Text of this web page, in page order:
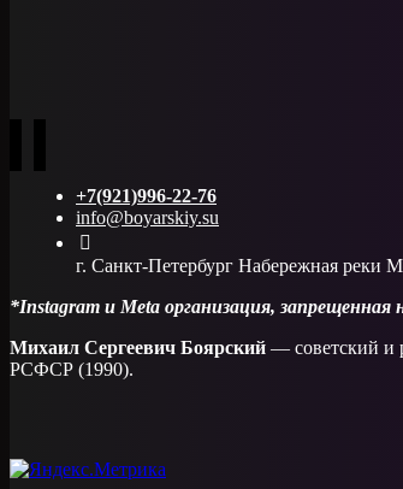
+7(921)996-22-76
info@boyarskiy.su
г. Санкт-Петербург Набережная реки
*Instagram и Meta организация,
Михаил Сергеевич Боярский — советский и
РСФСР (1990).